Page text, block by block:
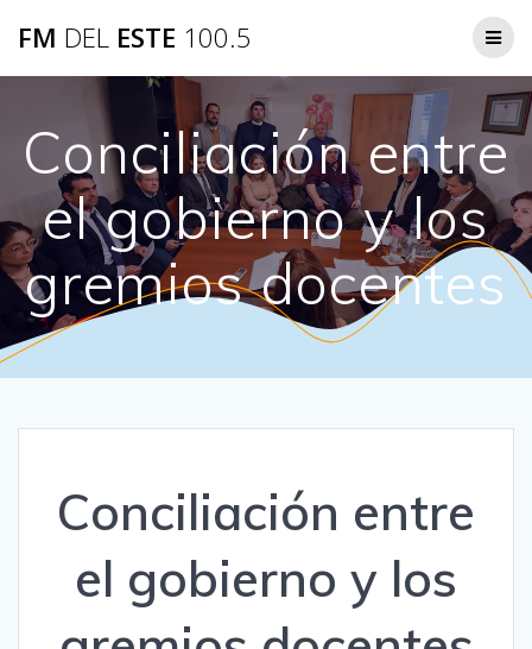
FM DEL ESTE 100.5
Conciliación entre
el gobierno y los
gremios docentes
Conciliación entre
el gobierno y los